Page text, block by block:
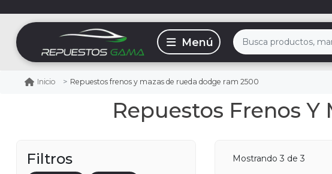
Inicio Repuestos frenos y mazas de rueda dodge ram 2500
Repuestos Frenos
Filtros Mostrando3 de 3